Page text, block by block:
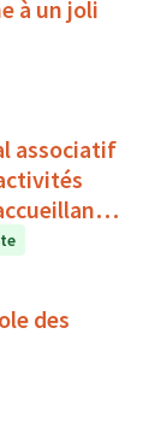
à un joli
associatif
des